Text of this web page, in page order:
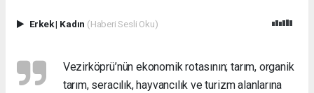
Erkek| Kadın (Haberi Sesli Oku)
Vezirköprü’nün ekonomik rotasının; tarım, organik
tarım, seracılık, hayvancılık ve turizm alanlarına